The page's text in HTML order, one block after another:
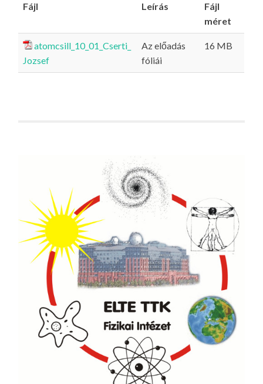
Fájl Leírás
Fájl
méret
atomcsill_10_01_Cserti_
Jozsef
Az előadás
fóliái
16 MB